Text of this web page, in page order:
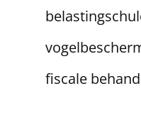
fiscale